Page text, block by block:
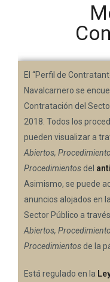
El “Perfil de
Navalcarnero se
Contratación del
2018. Todos los
pueden visualizar a
Abiertos,
Procedimientos del
Asimismo, se puede
anuncios alojados en
Sector Público a
Abiertos,
Procedimientos de la
Está regulado en la